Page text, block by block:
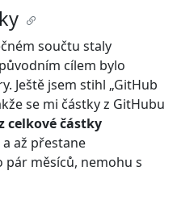
součtu staly
cílem bylo
Ještě jsem stihl „GitHub
se mi částky z GitHubu
celkové částky
a až přestane
pár měsíců, nemohu s